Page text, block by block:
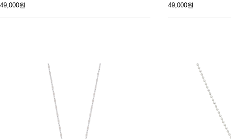
49,000원 49,000원